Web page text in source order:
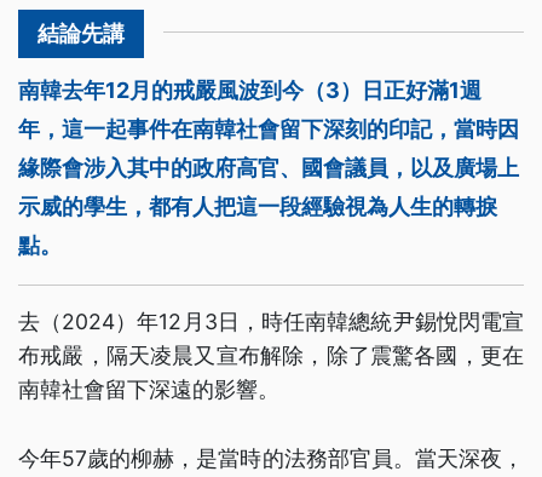
南韓去年12月的戒嚴風波到今（3）日正好滿1週
年，這一起事件在南韓社會留下深刻的印記，當時因
緣際會涉入其中的政府高官、國會議員，以及廣場上
示威的學生，都有人把這一段經驗視為人生的轉捩
點。
去（2024）年12月3日，時任南韓總統尹錫悅閃電宣
布戒嚴，隔天凌晨又宣布解除，除了震驚各國，更在
南韓社會留下深遠的影響。
今年57歲的柳赫，是當時的法務部官員。當天深夜，